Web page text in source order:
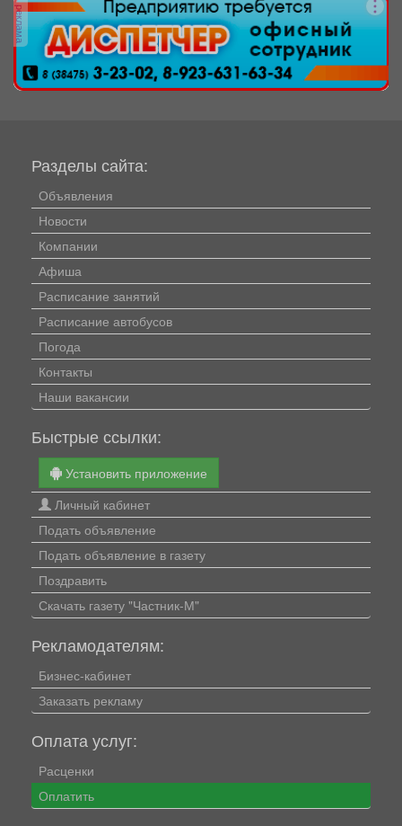
реклама
Разделы сайта:
Объявления
Новости
Компании
Афиша
Расписание занятий
Расписание автобусов
Погода
Контакты
Наши вакансии
Быстрые ссылки:
Установить приложение
Личный кабинет
Подать объявление
Подать объявление в газету
Поздравить
Скачать газету "Частник-М"
Рекламодателям:
Бизнес-кабинет
Заказать рекламу
Оплата услуг:
Расценки
Оплатить